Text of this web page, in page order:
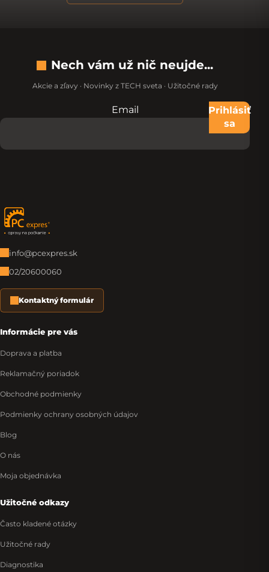
Nech vám už nič neujde...
Akcie a zľavy · Novinky z TECH sveta · Užitočné rady
Nevypĺňajte toto pole:
Email
Prihlásiť
sa
Zápätie
info@pcexpres.sk
02/20600060
Kontaktný formulár
Informácie pre vás
Doprava a platba
Reklamačný poriadok
Obchodné podmienky
Podmienky ochrany osobných údajov
Blog
O nás
Moja objednávka
Užitočné odkazy
Často kladené otázky
Užitočné rady
Diagnostika